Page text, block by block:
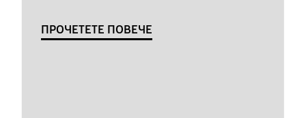
ПРОЧЕТЕТЕ ПОВЕЧЕ